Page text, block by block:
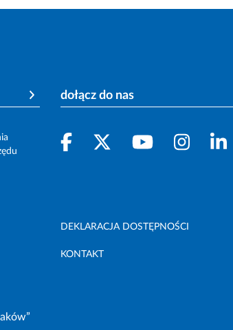
dołącz do nas
DEKLARACJA DOSTĘPNOŚCI
KONTAKT